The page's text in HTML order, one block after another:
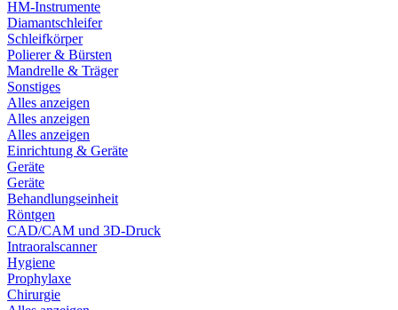
HM-Instrumente
Diamantschleifer
Schleifkörper
Polierer & Bürsten
Mandrelle & Träger
Sonstiges
Alles anzeigen
Alles anzeigen
Alles anzeigen
Einrichtung & Geräte
Geräte
Geräte
Behandlungseinheit
Röntgen
CAD/CAM und 3D-Druck
Intraoralscanner
Hygiene
Prophylaxe
Chirurgie